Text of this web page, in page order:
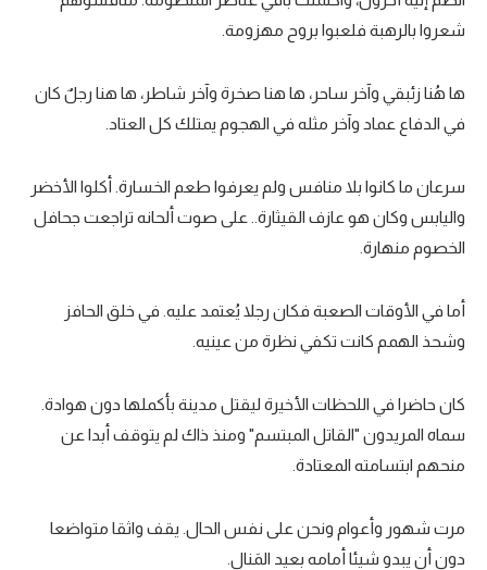
شعروا بالرهبة فلعبوا بروح مهزومة.
ها هُنا زئبقي وآخر ساحر، ها هنا صخرة وآخر شاطر، ها هنا رجلٌ كان
في الدفاع عماد وآخر مثله في الهجوم يمتلك كل العتاد.
سرعان ما كانوا بلا منافس ولم يعرفوا طعم الخسارة. أكلوا الأخضر
واليابس وكان هو عازف القيثارة.. على صوت ألحانه تراجعت جحافل
الخصوم منهارة.
أما في الأوقات الصعبة فكان رجلا يُعتمد عليه. في خلق الحافز
وشحذ الهمم كانت تكفي نظرة من عينيه.
كان حاضرا في اللحظات الأخيرة ليقتل مدينة بأكملها دون هوادة.
سماه المريدون "القاتل المبتسم" ومنذ ذاك لم يتوقف أبدا عن
منحهم ابتسامته المعتادة.
مرت شهور وأعوام ونحن على نفس الحال. يقف واثقا متواضعا
دون أن يبدو شيئا أمامه بعيد المَنال.